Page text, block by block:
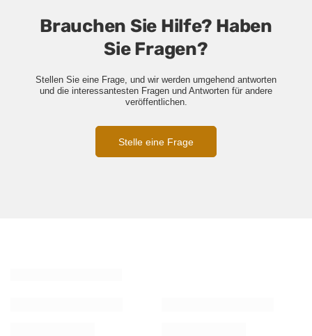
Brauchen Sie Hilfe? Haben
Sie Fragen?
Stellen Sie eine Frage, und wir werden umgehend antworten
und die interessantesten Fragen und Antworten für andere
veröffentlichen.
Stelle eine Frage